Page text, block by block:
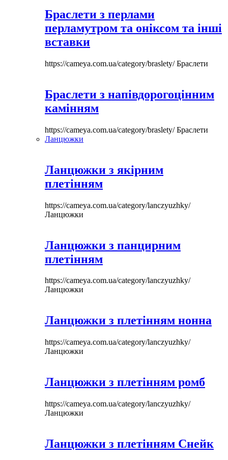
Браслети з перлами
перламутром та оніксом та інші
вставки
https://cameya.com.ua/category/braslety/Браслети
Браслети з напівдорогоцінним
камінням
https://cameya.com.ua/category/braslety/Браслети
Ланцюжки
Ланцюжки з якірним
плетінням
https://cameya.com.ua/category/lanczyuzhky/
Ланцюжки
Ланцюжки з панцирним
плетінням
https://cameya.com.ua/category/lanczyuzhky/
Ланцюжки
Ланцюжки з плетінням нонна
https://cameya.com.ua/category/lanczyuzhky/
Ланцюжки
Ланцюжки з плетінням ромб
https://cameya.com.ua/category/lanczyuzhky/
Ланцюжки
Ланцюжки з плетінням Снейк